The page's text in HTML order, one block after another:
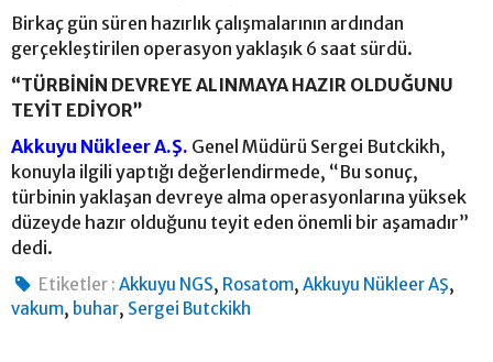
Birkaç gün süren hazırlık çalışmalarının ardından
gerçekleştirilen operasyon yaklaşık 6 saat sürdü.
“TÜRBİNİN DEVREYE ALINMAYA HAZIR OLDUĞUNU
TEYİT EDİYOR”
Akkuyu Nükleer A.Ş. Genel Müdürü Sergei Butckikh,
konuyla ilgili yaptığı değerlendirmede, “Bu sonuç,
türbinin yaklaşan devreye alma operasyonlarına yüksek
düzeyde hazır olduğunu teyit eden önemli bir aşamadır”
dedi.
Etiketler : Akkuyu NGS, Rosatom,Akkuyu Nükleer AŞ,
vakum, buhar, Sergei Butckikh